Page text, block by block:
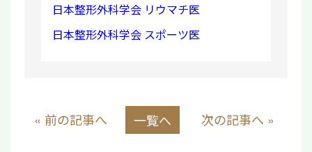
日本整形外科学会 リウマチ医
日本整形外科学会 スポーツ医
« 前の記事へ 一覧へ 次の記事へ »